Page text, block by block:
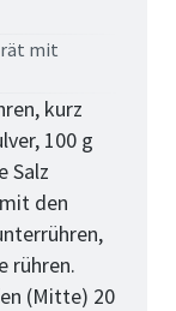
mit
kurz
100 g
Salz
den
rühren.
(Mitte) 20